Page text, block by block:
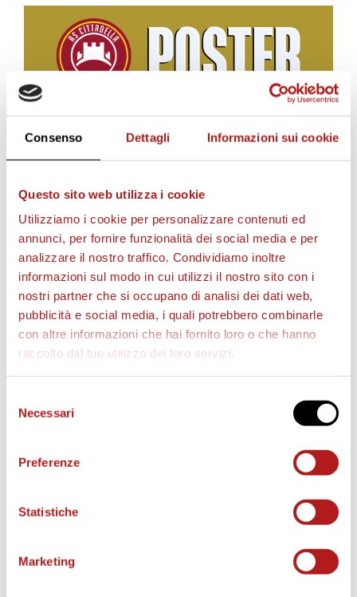
Consenso Dettagli Informazioni sui cookie
Questo sito web utilizza i cookie
Utilizziamo i cookie per personalizzare contenuti ed
annunci, per fornire funzionalità dei social media e per
analizzare il nostro traffico. Condividiamo inoltre
informazioni sul modo in cui utilizzi il nostro sito con i
nostri partner che si occupano di analisi dei dati web,
pubblicità e social media, i quali potrebbero combinarle
con altre informazioni che hai fornito loro o che hanno
raccolto dal tuo utilizzo dei loro servizi.
delNecessari
Preferenze
Statistiche
Marketing
BIGLIETTI
AS CITTADELLA STORE